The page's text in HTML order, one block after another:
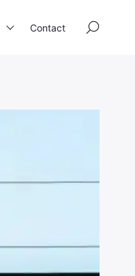
Contact